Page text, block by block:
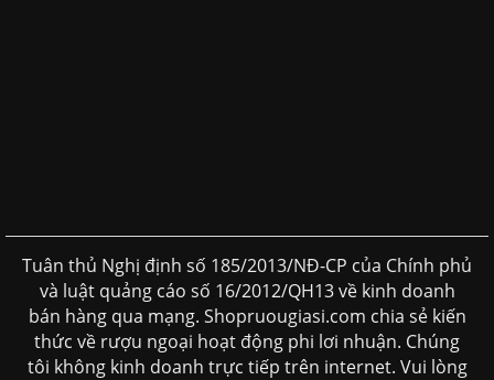
Tuân thủ Nghị định số 185/2013/NĐ-CP của Chính phủ
và luật quảng cáo số 16/2012/QH13 về kinh doanh
bán hàng qua mạng. Shopruougiasi.com chia sẻ kiến
thức về rượu ngoại hoạt động phi lơi nhuận. Chúng
tôi không kinh doanh trực tiếp trên internet. Vui lòng